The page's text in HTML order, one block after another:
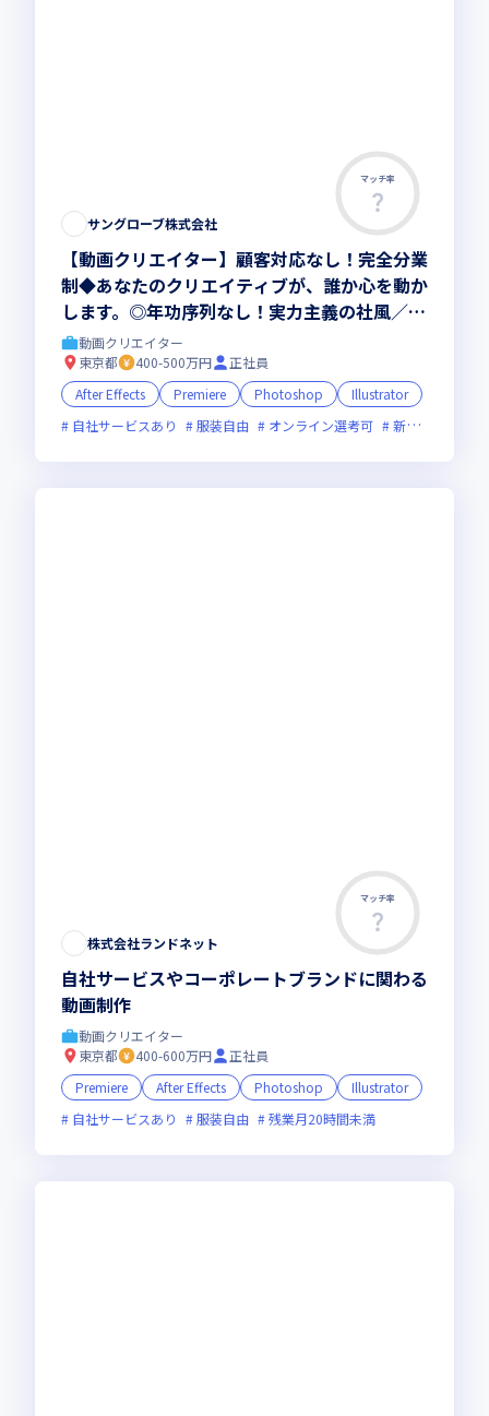
マッチ率
サングローブ株式会社
【動画クリエイター】顧客対応なし！完全分業
制◆あなたのクリエイティブが、誰か心を動か
します。◎年功序列なし！実力主義の社風／完
全分業制／年間休日130日
動画クリエイター
東京都
400-500万円
正社員
After Effects
Premiere Photoshop
Illustrator
自社サービスあり
服装自由 オンライン選考可 新技術に積極的
マッチ率
株式会社ランドネット
自社サービスやコーポレートブランドに関わる
動画制作
動画クリエイター
東京都
400-600万円
正社員
Premiere
After Effects Photoshop
Illustrator
自社サービスあり
服装自由 残業月20時間未満